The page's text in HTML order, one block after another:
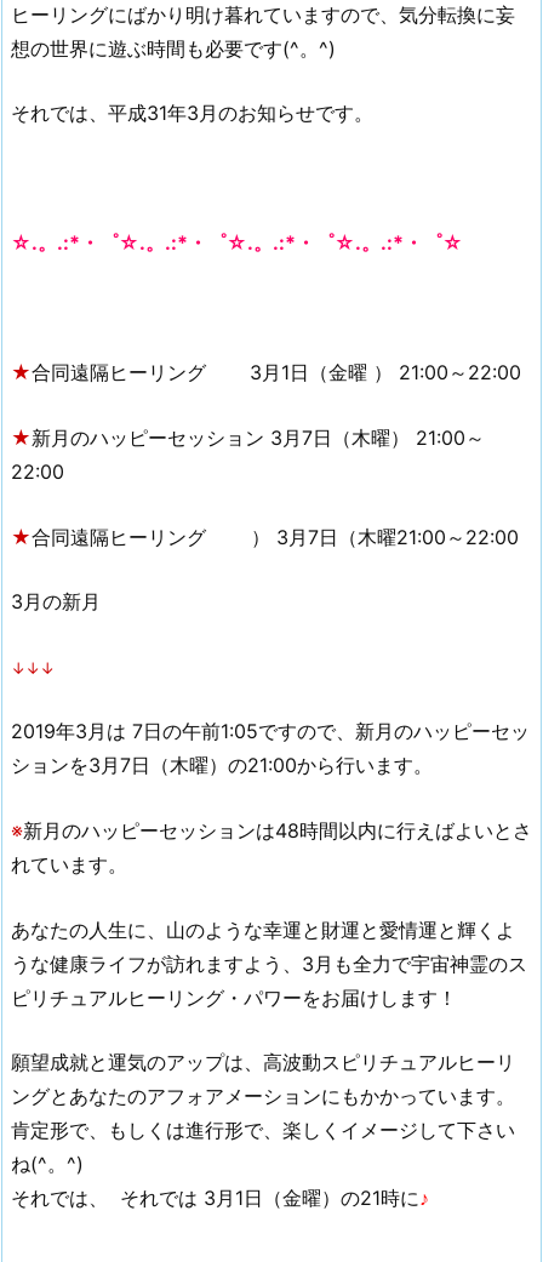
ヒーリングにばかり明け暮れていますので、気分転換に妄
想の世界に遊ぶ時間も必要です(^。^)
それでは、平成31年3月のお知らせです。
☆.。.:*・゜☆.。.:*・゜☆.。.:*・゜☆.。.:*・゜☆
★合同遠隔ヒーリング 3月1日（金曜 ） 21:00～22:00
★新月のハッピーセッション 3月7日（木曜）
21:00～
22:00
★合同遠隔ヒーリング ） 3月7日（木曜21:00～22:00
3月の新月
↓↓↓
2019年3月は 7日の午前1:05ですので、新月のハッピーセッ
ションを3月7日（木曜）の21:00から行います。
※新月のハッピーセッションは48時間以内に行えばよいとさ
れています。
あなたの人生に、山のような幸運と財運と愛情運と輝くよ
うな健康ライフが訪れますよう、3月も全力で宇宙神霊のス
ピリチュアルヒーリング・パワーをお届けします！
願望成就と運気のアップは、高波動スピリチュアルヒーリ
ングとあなたのアフォアメーションにもかかっています。
肯定形で、もしくは進行形で、楽しくイメージして下さい
ね(^。^)
それでは、
それでは 3月1日（金曜）の21時に♪